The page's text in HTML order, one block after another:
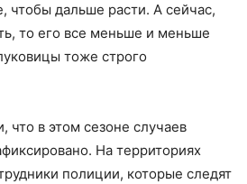
чтобы дальше расти. А сейчас,
то его все меньше и меньше
тоже строго
что в этом сезоне случаев
На территориях
полиции, которые следят